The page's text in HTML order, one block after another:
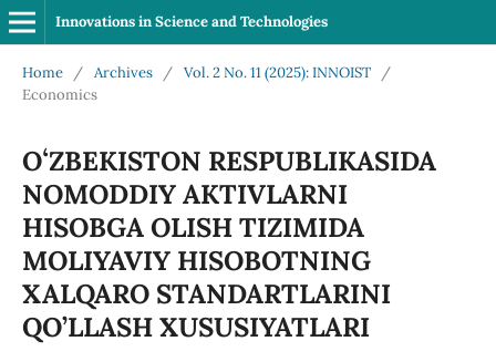
Innovations in Science and Technologies
Home / Archives / Vol. 2 No. 11 (2025): INNOIST
/
Economics
OʻZBEKISTON RESPUBLIKASIDA
NOMODDIY AKTIVLARNI
HISOBGA OLISH TIZIMIDA
MOLIYAVIY HISOBOTNING
XALQARO STANDARTLARINI
QO’LLASH XUSUSIYATLARI